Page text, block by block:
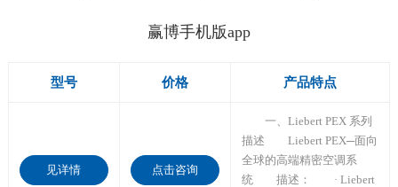
赢博手机版app
型号 价格 产品特点
见详情 点击咨询
一、Liebert PEX 系列
描述 Liebert PEX─面向
全球的高端精密空调系
统 描述： · Liebert